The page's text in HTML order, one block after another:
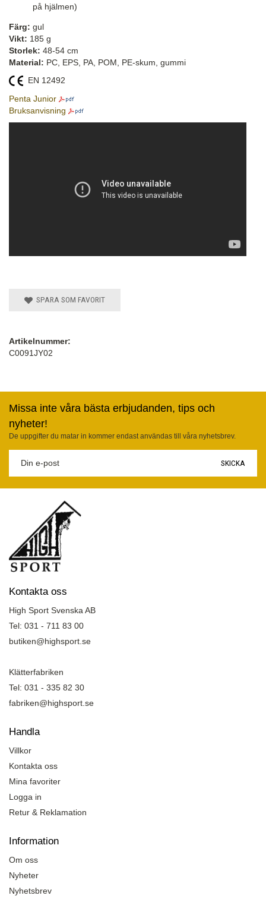
på hjälmen)
Färg: gul
Vikt: 185 g
Storlek: 48-54 cm
Material: PC, EPS, PA, POM, PE-skum, gummi
EN 12492
Penta Junior
Bruksanvisning
SPARA SOM FAVORIT
Artikelnummer:
C0091JY02
Missa inte våra bästa erbjudanden, tips och
nyheter!
De uppgifter du matar in kommer endast användas till våra nyhetsbrev.
SKICKA
Kontakta oss
High Sport Svenska AB
Tel: 031 - 711 83 00
butiken@highsport.se
Klätterfabriken
Tel: 031 - 335 82 30
fabriken@highsport.se
Handla
Villkor
Kontakta oss
Mina favoriter
Logga in
Retur & Reklamation
Information
Om oss
Nyheter
Nyhetsbrev